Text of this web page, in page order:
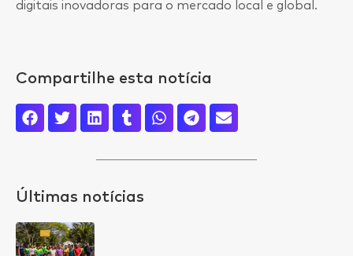
digitais inovadoras para o mercado local e global.
Compartilhe esta notícia
Últimas notícias